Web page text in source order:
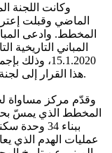
وكانت اللجنة
الماضي وقبلت
المخطط. وادعى
المباني
15.1.2020،
هذا القرار إلى لجنة الاستئنافات في اللجنة اللوائية لمنطقة حيفا.
وقدّم مركز مساواة
المخطط الذي يمسّ
ببناء 34
عمليات الهدم الذي